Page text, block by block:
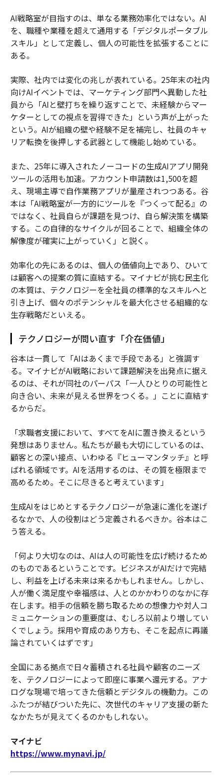
AI戦略室が目指すのは、単なる業務効率化ではない。AI
を、職種や業種を超えて通用する「デジタルポータブル
スキル」として定義し、個人の可能性を拡張することに
ある。
実際、社内では変化の兆しが表れている。25年末の社内
向けAIイベントでは、マーケティング部門へ異動した社
員から「AIと壁打ちを繰り返すことで、未経験からマー
ケターとしての視点を習得できた」という声が上がった
という。AIが組織の壁や経験不足を補完し、社員のキャ
リア転換を後押しする武器として機能し始めている。
また、25年に導入されたノーコードの生成AIアプリ開発
ツールの活用も加速。アカウント申請数は1,500を超
え、現場主導で自作業務アプリが量産されつつある。谷
本は「AI戦略室が一方的にツールを『つくって配る』の
ではなく、社員自らが課題を見つけ、自ら解決策を構築
する。この自律的なサイクルが回ることで、組織全体の
解像度が確実に上がっていく」と説く。
効率化の先にあるのは、個人の価値向上であり、ひいて
は顧客への提案の質に直結する。マイナビが挑む民主化
の本質は、テクノロジーを全社員の標準的なスキルへと
引き上げ、個々のポテンシャルを最大化させる組織的な
生存戦略だといえる。
テクノロジーが問い直す「介在価値」
谷本は一貫して「AIはあくまで手段である」と強調す
る。マイナビがAI戦略において課題解決を出発点に据え
るのは、それが同社のパーパス「一人ひとりの可能性と
向き合い、未来が見える世界をつくる。」ことに直結す
るからだ。
「求職者支援において、すべてをAIに置き換えるという
発想はありません。私たちが最も大切にしているのは、
顧客との深い接点、いわゆる『ヒューマンタッチ』と呼
ばれる領域です。AIを活用するのは、その質を極限まで
高めるため。そこに尽きると考えています」
生成AIをはじめとするテクノロジーが急速に進化を遂げ
るなかで、人の役割はどう定義されるべきか。谷本はこ
う答える。
「何より大切なのは、AIは人の可能性を広げ続けるため
のものであるということです。ビジネスがAIだけで完結
し、利益を上げる未来は来るかもしれません。しかし、
人が働く満足度や幸福感は、人とのかかわりのなかに存
在します。相手の信頼を勝ち取るための想像力や対人コ
ミュニケーションの重要度は、むしろ以前より増してい
くでしょう。採用や育成のあり方も、そこを起点に再議
論されていくはずです」
全国にある拠点で日々蓄積される社員や顧客のニーズ
を、テクノロジーによって即座に事業へ還元する。アナ
ログな現場で培ってきた信頼とデジタルの機動力。この
ふたつが結びついた先に、次世代のキャリア支援の新た
なかたちが見えてくるのかもしれない。
マイナビ
https://www.mynavi.jp/